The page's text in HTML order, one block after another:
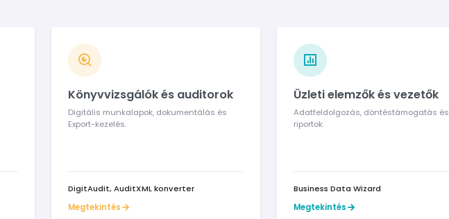
Könyvvizsgálók és auditorok
Digitális munkalapok, dokumentálás és
Export-kezelés.
DigitAudit, AuditXML konverter
Megtekintés
Üzleti elemzők és vezetők
Adatfeldolgozás, döntéstámogatás és
riportok.
Business Data Wizard
Megtekintés